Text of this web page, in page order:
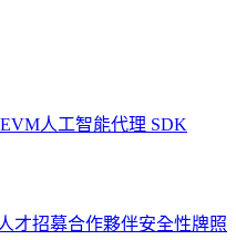
人工智能代理 SDK
人才招募合作夥伴安全性牌照